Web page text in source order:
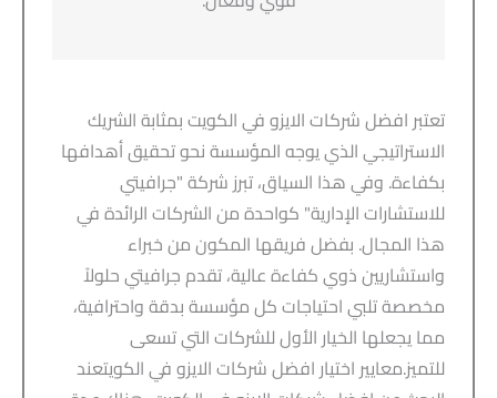
تعتبر افضل شركات الايزو في الكويت بمثابة الشريك
الاستراتيجي الذي يوجه المؤسسة نحو تحقيق أهدافها
بكفاءة. وفي هذا السياق، تبرز شركة "جرافيتي
للاستشارات الإدارية" كواحدة من الشركات الرائدة في
هذا المجال. بفضل فريقها المكون من خبراء
واستشاريين ذوي كفاءة عالية، تقدم جرافيتي حلولاً
مخصصة تلبي احتياجات كل مؤسسة بدقة واحترافية،
مما يجعلها الخيار الأول للشركات التي تسعى
للتميز.معايير اختيار افضل شركات الايزو في الكويتعند